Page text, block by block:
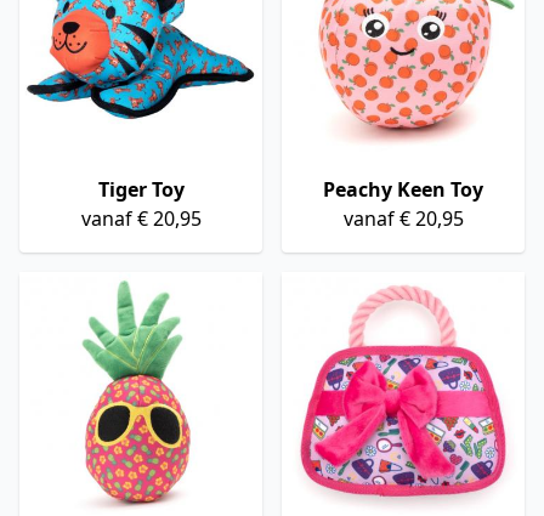
Tiger Toy
vanaf € 20,95
Peachy Keen Toy
vanaf € 20,95